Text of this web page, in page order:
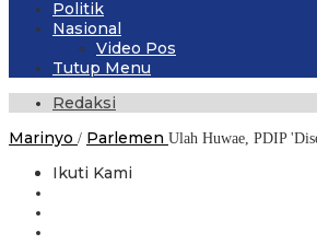
Politik
Nasional
Video Pos
Tutup Menu
Redaksi
Marinyo / Parlemen Ulah Huwae, PDIP
Ikuti Kami